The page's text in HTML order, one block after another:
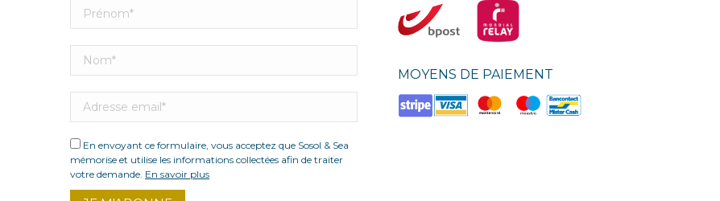
En envoyant ce formulaire, vous acceptez que Sosol & Sea
mémorise et utilise les informations collectées afin de traiter
votre demande. En savoir plus
MOYENS DE PAIEMENT